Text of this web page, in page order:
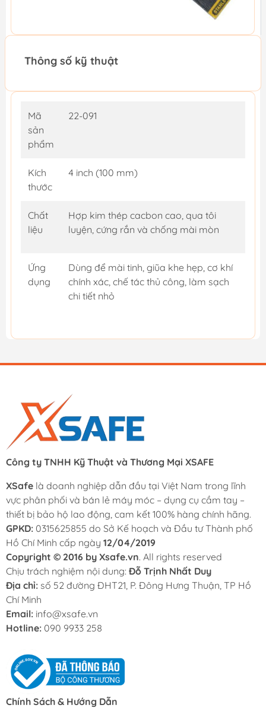
Thông số kỹ thuật
Mã
sản
phẩm
22-091
Kích
thước
4 inch (100 mm)
Chất
liệu
Hợp kim thép cacbon cao, qua tôi
luyện, cứng rắn và chống mài mòn
Ứng
dụng
Dùng để mài tinh, giũa khe hẹp, cơ khí
chính xác, chế tác thủ công, làm sạch
chi tiết nhỏ
Công ty TNHH Kỹ Thuật và Thương Mại XSAFE
XSafe là doanh nghiệp dẫn đầu tại Việt Nam trong lĩnh
vực phân phối và bán lẻ máy móc – dụng cụ cầm tay –
thiết bị bảo hộ lao động, cam kết 100% hàng chính hãng.
GPKD: 0315625855 do Sở Kế hoạch và Đầu tư Thành phố
Hồ Chí Minh cấp ngày 12/04/2019
Copyright © 2016 by Xsafe.vn. All rights reserved
Chịu trách nghiệm nội dung: Đỗ Trịnh Nhất Duy
Địa chỉ: số 52 đường ĐHT21, P. Đông Hưng Thuận, TP Hồ
Chí Minh
Email: info@xsafe.vn
Hotline: 090 9933 258
Chính Sách & Hướng Dẫn